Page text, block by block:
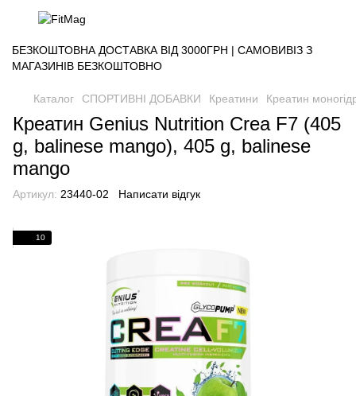
БЕЗКОШТОВНА ДОСТАВКА ВІД 3000ГРН | САМОВИВІЗ З
МАГАЗИНІВ БЕЗКОШТОВНО
Каталог СПОРТИВНІ ДОБАВКИ Креатини Креатин
Креатин Genius Nutrition Crea F7 (405
g, balinese mango), 405 g, balinese
mango
Артикул: 23440-02 Написати відгук
10